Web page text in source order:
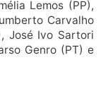
Lemos (PP),
Carvalho
José Ivo Sartori
Genro (PT) e